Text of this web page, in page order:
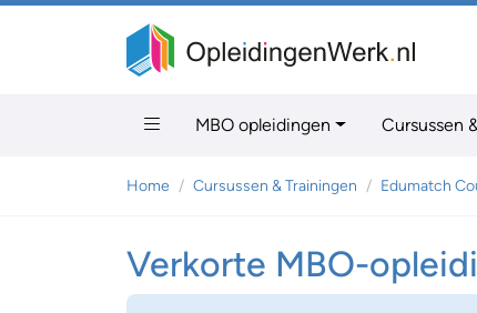
MBO opleidingen Cursussen
Home Cursussen & Trainingen Edumatch
Verkorte MBO-